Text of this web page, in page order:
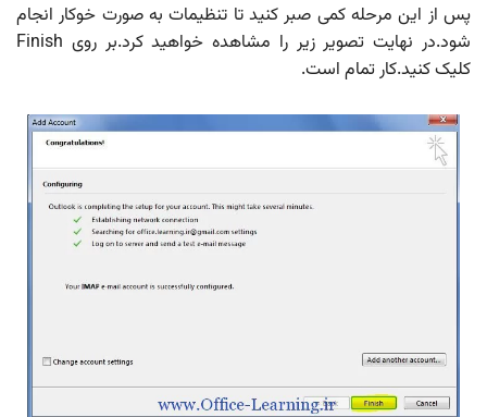
پس از این مرحله کمی صبر کنید تا تنظیمات به صورت خوکار انجام
شود.در نهایت تصویر زیر را مشاهده خواهید کرد.بر روی Finish
کلیک کنید.کار تمام است.